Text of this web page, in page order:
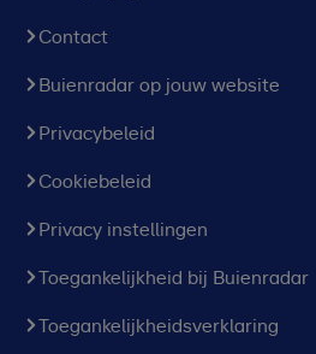
Contact
Buienradar op jouw website
Privacybeleid
Cookiebeleid
Privacy instellingen
Toegankelijkheid bij Buienradar
Toegankelijkheidsverklaring